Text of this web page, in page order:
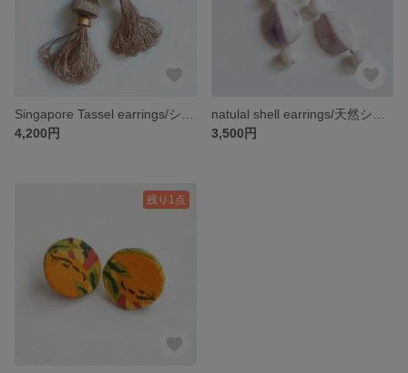
4,200円
3,500円
残り1点